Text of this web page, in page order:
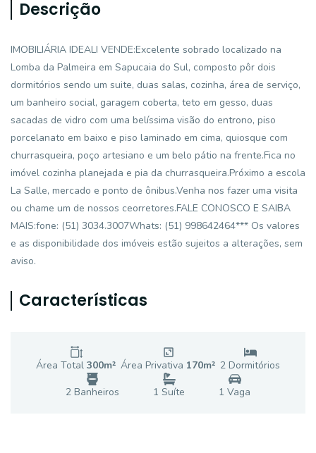
Descrição
IMOBILIÁRIA IDEALI VENDE:Excelente sobrado localizado na
Lomba da Palmeira em Sapucaia do Sul, composto pôr dois
dormitórios sendo um suite, duas salas, cozinha, área de serviço,
um banheiro social, garagem coberta, teto em gesso, duas
sacadas de vidro com uma belíssima visão do entrono, piso
porcelanato em baixo e piso laminado em cima, quiosque com
churrasqueira, poço artesiano e um belo pátio na frente.Fica no
imóvel cozinha planejada e pia da churrasqueira.Próximo a escola
La Salle, mercado e ponto de ônibus.Venha nos fazer uma visita
ou chame um de nossos ceorretores.FALE CONOSCO E SAIBA
MAIS:fone: (51) 3034.3007Whats: (51) 998642464*** Os valores
e as disponibilidade dos imóveis estão sujeitos a alterações, sem
aviso.
Características
Área Total 300m² Área Privativa 170m² 2 Dormitórios
2 Banheiros 1 Suíte 1 Vaga